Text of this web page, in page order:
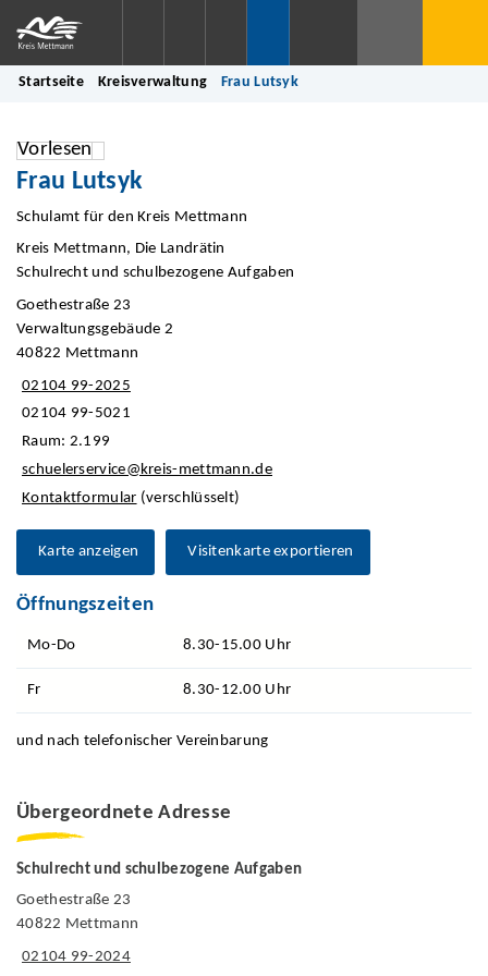
Startseite Kreisverwaltung Frau Lutsyk
Vorlesen
Frau Lutsyk
Schulamt für den Kreis Mettmann
Kreis Mettmann, Die Landrätin
Schulrecht und schulbezogene Aufgaben
Goethestraße 23
Verwaltungsgebäude 2
40822 Mettmann
02104 99-2025
02104 99-5021
Raum: 2.199
schuelerservice@kreis-mettmann.de
Kontaktformular (verschlüsselt)
Karte anzeigen Visitenkarte exportieren
Öffnungszeiten
Mo-Do 8.30-15.00 Uhr
Fr 8.30-12.00 Uhr
und nach telefonischer Vereinbarung
Übergeordnete Adresse
Schulrecht und schulbezogene Aufgaben
Goethestraße 23
40822 Mettmann
02104 99-2024